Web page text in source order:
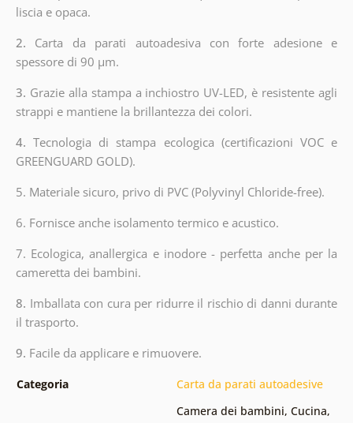
liscia e opaca.
2. Carta da parati autoadesiva con forte adesione e
spessore di 90 µm.
3. Grazie alla stampa a inchiostro UV-LED, è resistente agli
strappi e mantiene la brillantezza dei colori.
4.Tecnologia di stampa ecologica (certificazioni VOC e
GREENGUARD GOLD).
5. Materiale sicuro, privo di PVC (Polyvinyl Chloride-free).
6. Fornisce anche isolamento termico e acustico.
7. Ecologica, anallergica e inodore - perfetta anche per la
cameretta dei bambini.
8. Imballata con cura per ridurre il rischio di danni durante
il trasporto.
9. Facile da applicare e rimuovere.
Categoria Carta da parati autoadesive
Camera dei bambini, Cucina,